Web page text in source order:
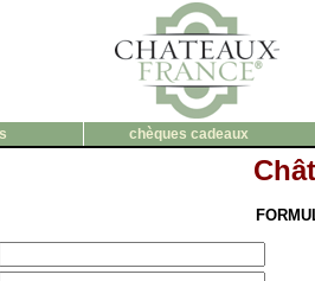
chèques cadeaux